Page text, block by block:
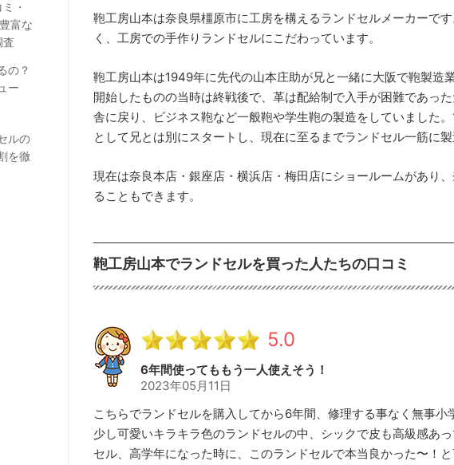
鞄工房山本は奈良県橿原市に工房を構えるランドセルメーカーで
く、工房での手作りランドセルにこだわっています。
鞄工房山本は1949年に先代の山本庄助が兄と一緒に大阪で鞄製造
開始したものの当時は終戦後で、革は配給制で入手が困難であっ
舎に戻り、ビジネス鞄など一般鞄や学生鞄の製造をしていました
として兄とは別にスタートし、現在に至るまでランドセル一筋に製
現在は奈良本店・銀座店・横浜店・梅田店にショールームがあり
ることもできます。
鞄工房山本でランドセルを買った人たちの口コミ
5.0
6年間使ってももう一人使えそう！
2023年05月11日
こちらでランドセルを購入してから6年間、修理する事なく無事
少し可愛いキラキラ色のランドセルの中、シックで皮も高級感あ
セル、高学年になった時に、このランドセルで本当良かった〜！
・
富な
査
の？
ー
ルの
を徹